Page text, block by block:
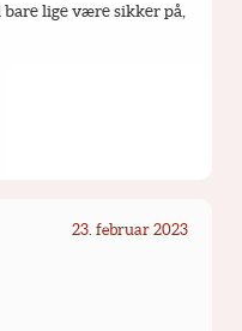
lige være sikker på,
23. februar 2023